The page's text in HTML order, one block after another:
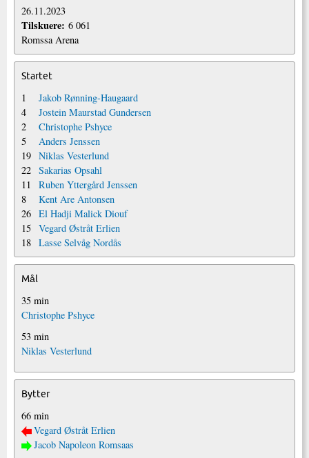
26.11.2023
Tilskuere: 6 061
Romssa Arena
Startet
1
Jakob Rønning-Haugaard
4
Jostein Maurstad Gundersen
2
Christophe Pshyce
5
Anders Jenssen
19 Niklas Vesterlund
22 Sakarias Opsahl
11
Ruben Yttergård Jenssen
8
Kent Are Antonsen
26 El Hadji Malick Diouf
15 Vegard Østråt Erlien
18 Lasse Selvåg Nordås
Mål
35 min
Christophe Pshyce
53 min
Niklas Vesterlund
Bytter
66 min
Vegard Østråt Erlien
Jacob Napoleon Romsaas